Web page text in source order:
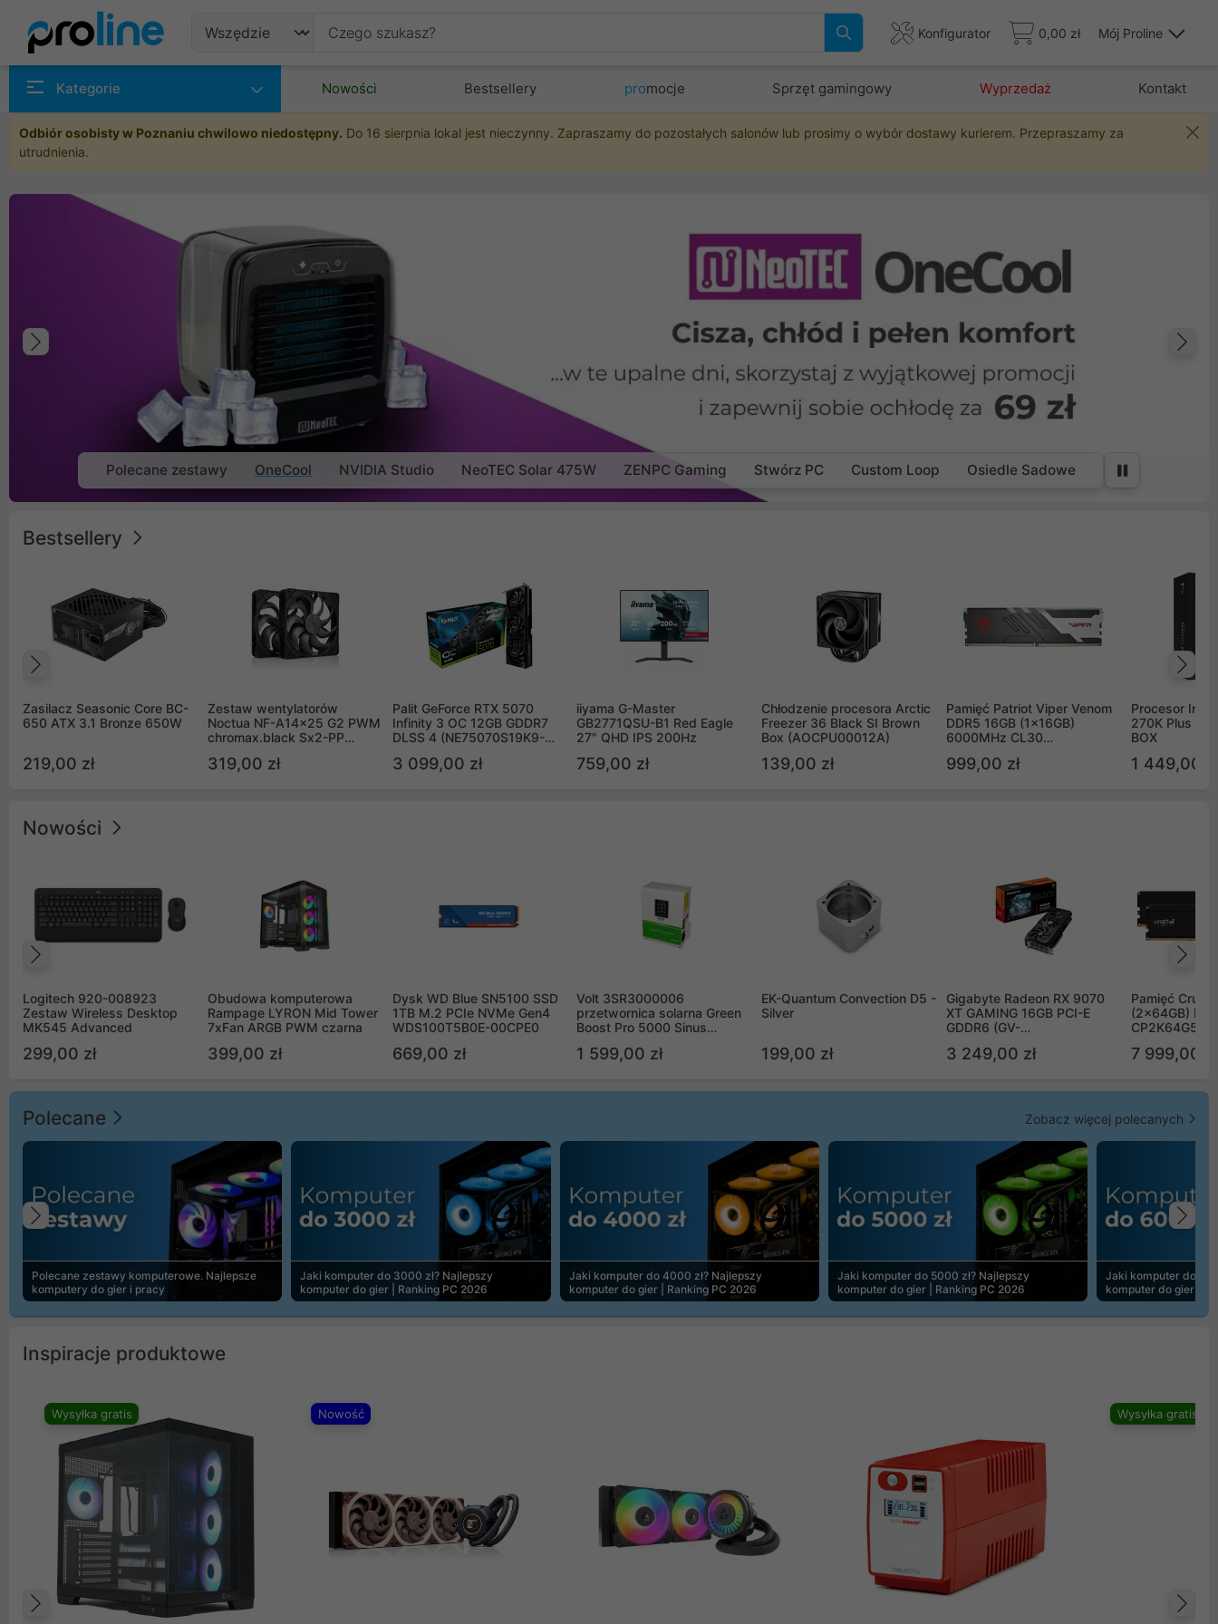
Konfigurator 0,00 zł Mój Proline
Kategorie Nowości Bestsellery promocje Sprzęt gamingowy Wyprzedaż Kontakt
Odbiór osobisty w Poznaniu chwilowo niedostępny. Do 16 sierpnia lokal jest nieczynny. Zapraszamy do pozostałych salonów lub prosimy o wybór dostawy kurierem. Przepraszamy za
utrudnienia.
Poprzedni
Polecane zestawy OneCool NVIDIA Studio NeoTEC Solar 475W ZENPC Gaming Stwórz PC Custom Loop Osiedle Sadowe
Bestsellery
Zasilacz Seasonic Core BC-
650 ATX 3.1 Bronze 650W
219,00 zł
Zestaw wentylatorów
Noctua NF-A14x25 G2 PWM
chromax.black Sx2-PP
(2szt)
319,00 zł
Palit GeForce RTX 5070
Infinity 3 OC 12GB GDDR7
DLSS 4 (NE75070S19K9-
3 099,00 zł
iiyama G-Master
GB2771QSU-B1 Red Eagle
27" QHD IPS 200Hz
759,00 zł
Chłodzenie procesora Arctic
Freezer 36 Black SI Brown
Box (AOCPU00012A)
139,00 zł
Pamięć Patriot Viper Venom
DDR5 16GB (1x16GB)
6000MHz CL30
999,00 zł
Procesor Intel
270K Plus
BOX
1 449,00 zł
Nowości
Logitech 920-008923
Zestaw Wireless Desktop
MK545 Advanced
299,00 zł
Obudowa komputerowa
Rampage LYRON Mid Tower
7xFan ARGB PWM czarna
399,00 zł
Dysk WD Blue SN5100 SSD
1TB M.2 PCIe NVMe Gen4
WDS100T5B0E-00CPE0
669,00 zł
Volt 3SR3000006
przetwornica solarna Green
Boost Pro 5000 Sinus
1 599,00 zł
EK-Quantum Convection D5 -
Silver
199,00 zł
Gigabyte Radeon RX 9070
XT GAMING 16GB PCI-E
GDDR6 (GV-
3 249,00 zł
Pamięć
(2x64GB)
7 999,00 zł
Polecane Zobacz więcej polecanych
Polecane zestawy komputerowe. Najlepsze
komputery do gier i pracy
Jaki komputer do 3000 zł? Najlepszy
komputer do gier | Ranking PC 2026
Jaki komputer do 4000 zł? Najlepszy
komputer do gier | Ranking PC 2026
Jaki komputer do 5000 zł? Najlepszy
komputer do gier | Ranking PC 2026
Jaki komputer do
komputer do gier |
Poprzedni
Inspiracje produktowe
Wysyłka gratis Nowość Wysyłka gratis